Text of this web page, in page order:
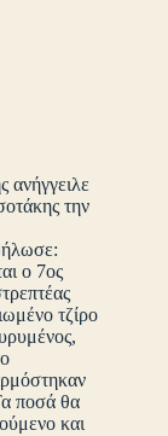
ανήγγειλε
την
ο 7ος
τζίρο
ποσά θα
και